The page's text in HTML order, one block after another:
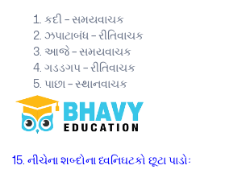
કદી – સમયવાચક
ઝપાટાબંધ – રીતિવાચક
આજે – સમયવાચક
ગડડગપ – રીતિવાચક
પાછા – સ્થાનવાચક
15. નીચેના શબ્દોના ધ્વનિઘટકો છૂટા પાડોઃ